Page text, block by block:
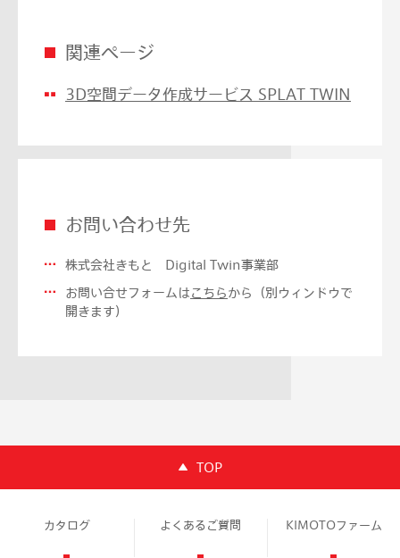
関連ページ
3D空間データ作成サービス SPLAT TWIN
お問い合わせ先
株式会社きもと Digital Twin事業部
お問い合せフォームはこちらから（別ウィンドウで
開きます）
TOP
カタログ よくあるご質問 KIMOTOファーム